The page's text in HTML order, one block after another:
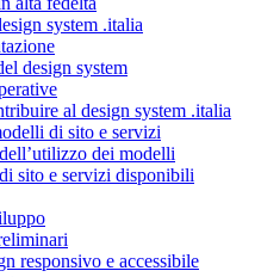
system .italia
design system
al design system .italia
di sito e servizi
dei modelli
sito e servizi disponibili
responsivo e accessibile